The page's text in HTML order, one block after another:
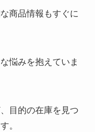
商品情報もすぐに
悩みを抱えていま
目的の在庫を見つ
。